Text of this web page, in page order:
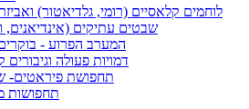
לוחמים קלאסיים (רומי, גלדיאטור)
שבטים עתיקים (אינדיאנים,
המערב הפרוע -
דמויות פעולה וגיבורים
תחפושת פיראטים-
תחפושות